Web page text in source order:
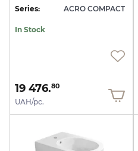
Series: ACRO COMPACT
In Stock
19 476.80
UAH/pc.